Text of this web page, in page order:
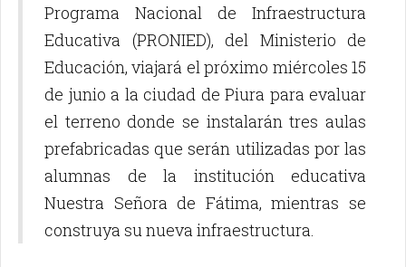
Programa Nacional de Infraestructura
Educativa (PRONIED), del Ministerio de
Educación, viajará el próximo miércoles 15
de junio a la ciudad de Piura para evaluar
el terreno donde se instalarán tres aulas
prefabricadas que serán utilizadas por las
alumnas de la institución educativa
Nuestra Señora de Fátima, mientras se
construya su nueva infraestructura.